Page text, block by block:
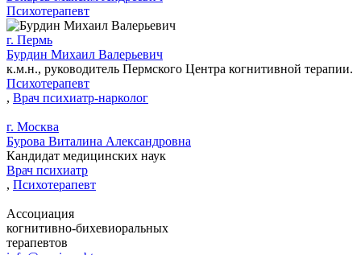
Психотерапевт
г. Пермь
Бурдин Михаил Валерьевич
к.м.н., руководитель Пермского Центра когнитивной терапии.
Психотерапевт
, Врач психиатр-нарколог
г. Москва
Бурова Виталина Александровна
Кандидат медицинских наук
Врач психиатр
, Психотерапевт
Ассоциация
когнитивно-бихевиоральных
терапевтов